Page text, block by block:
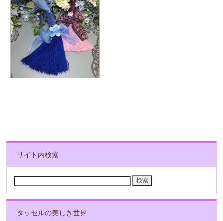
サイト内検索
タッセルの美しき世界